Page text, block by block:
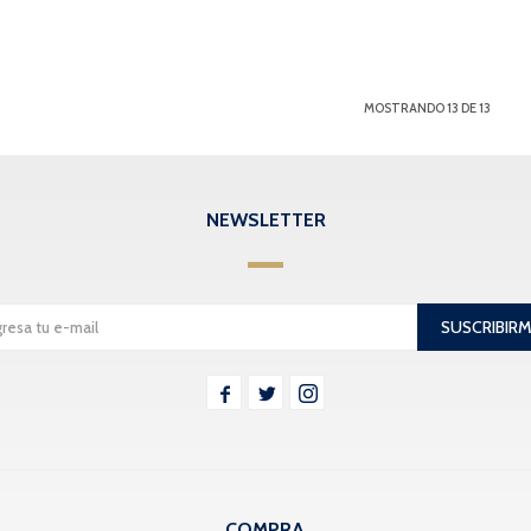
MOSTRANDO13 DE13
NEWSLETTER
  